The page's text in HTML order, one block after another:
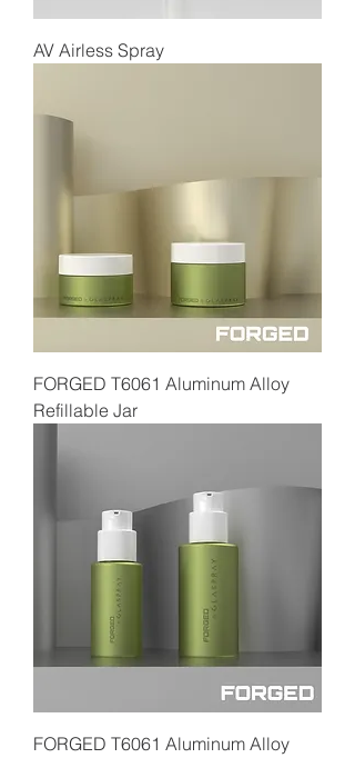
AV Airless Spray
FORGED T6061 Aluminum Alloy
Refillable Jar
FORGED T6061 Aluminum Alloy